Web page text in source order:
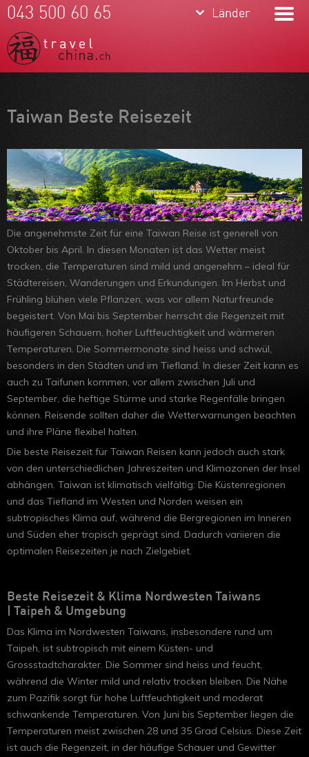
Über uns
Feedbacks
Kontakt
ARVB
keyboard_arrow_down Länder
Taiwan
keyboard_arrow_down Länder
043 500 60 65
Taiwan Beste Reisezeit
Die angenehmste Zeit für eine Taiwan Reise ist generell von
Oktober bis April. In diesen Monaten ist das Wetter meist
trocken, die Temperaturen sind mild und angenehm – ideal für
Städtereisen, Wanderungen und Erkundungen. Im Herbst und
Frühling blühen viele Pflanzen, was vor allem Naturfreunde
begeistert. Von Mai bis September herrscht die Regenzeit mit
häufigeren Schauern, hoher Luftfeuchtigkeit und wärmeren
Temperaturen. Die Sommermonate sind heiss und schwül,
besonders in den Städten und im Tiefland. In dieser Zeit kann es
auch zu Taifunen kommen, vor allem zwischen Juli und
September, die heftige Stürme und starke Regenfälle bringen
können. Reisende sollten daher die Wetterwarnungen beachten
und ihre Pläne flexibel halten.
Die beste Reisezeit für Taiwan Reisen kann jedoch auch stark
von den unterschiedlichen Jahreszeiten und Klimazonen der Insel
abhängen. Taiwan ist klimatisch vielfältig: Die Küstenregionen
und das Tiefland im Westen und Norden weisen ein
subtropisches Klima auf, während die Bergregionen im Inneren
und Süden eher tropisch geprägt sind. Dadurch variieren die
optimalen Reisezeiten je nach Zielgebiet.
Beste Reisezeit & Klima Nordwesten Taiwans
Taipeh & Umgebung
Das Klima im Nordwesten Taiwans, insbesondere rund um
Taipeh, ist subtropisch mit einem Küsten- und
Grossstadtcharakter. Die Sommer sind heiss und feucht,
während die Winter mild und relativ trocken bleiben. Die Nähe
zum Pazifik sorgt für hohe Luftfeuchtigkeit und moderat
schwankende Temperaturen. Von Juni bis September liegen die
Temperaturen meist zwischen 28 und 35 Grad Celsius. Diese Zeit
ist auch die Regenzeit, in der häufige Schauer und Gewitter